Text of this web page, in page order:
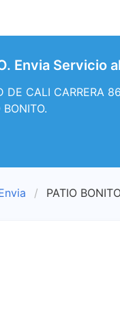
Envia Servicio
DE CALI CARRERA
PATIO